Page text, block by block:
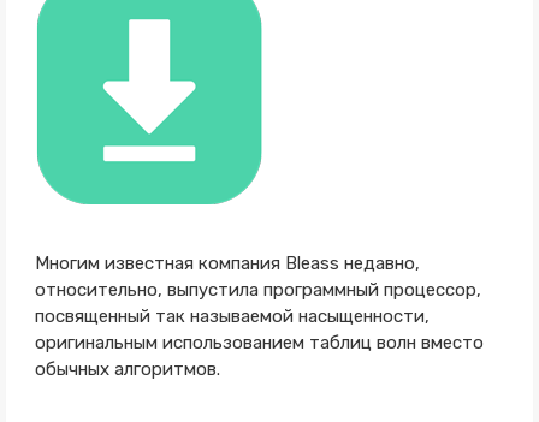
Многим известная компания Bleass недавно,
относительно, выпустила программный процессор,
посвященный так называемой насыщенности,
оригинальным использованием таблиц волн вместо
обычных алгоритмов.